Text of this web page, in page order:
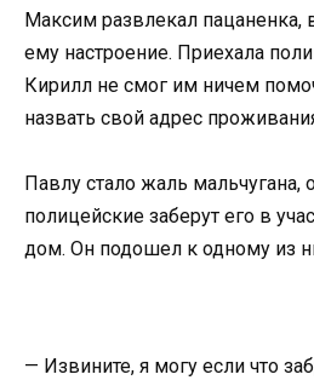
Максим развлекал пацаненка,
ему настроение. Приехала
Кирилл не смог им ничем
назвать свой адрес
Павлу стало жаль мальчугана,
полицейские заберут его в
дом. Он подошел к одному из
— Извините, я могу если что